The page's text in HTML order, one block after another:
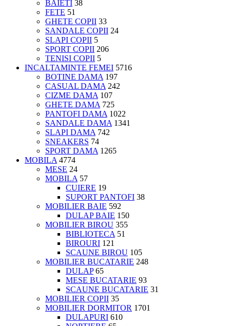
BAIETI 38
FETE 51
GHETE COPII 33
SANDALE COPII 24
SLAPI COPII 5
SPORT COPII 206
TENISI COPII 5
INCALTAMINTE FEMEI 5716
BOTINE DAMA 197
CASUAL DAMA 242
CIZME DAMA 107
GHETE DAMA 725
PANTOFI DAMA 1022
SANDALE DAMA 1341
SLAPI DAMA 742
SNEAKERS 74
SPORT DAMA 1265
MOBILA 4774
MESE 24
MOBILA 57
CUIERE 19
SUPORT PANTOFI 38
MOBILIER BAIE 592
DULAP BAIE 150
MOBILIER BIROU 355
BIBLIOTECA 51
BIROURI 121
SCAUNE BIROU 105
MOBILIER BUCATARIE 248
DULAP 65
MESE BUCATARIE 93
SCAUNE BUCATARIE 31
MOBILIER COPII 35
MOBILIER DORMITOR 1701
DULAPURI 610